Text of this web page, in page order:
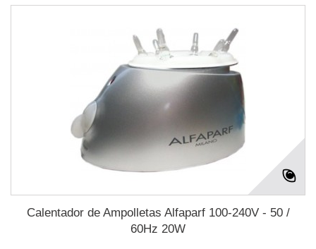
Calentador de Ampolletas Alfaparf 100-240V - 50 /
60Hz 20W